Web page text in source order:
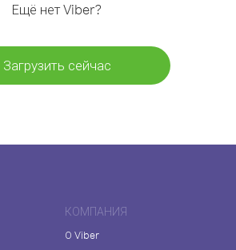
Ещё нет Viber?
Загрузить сейчас
КОМПАНИЯ
О Viber